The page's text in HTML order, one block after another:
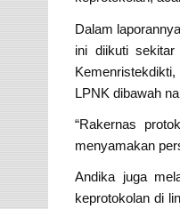
Dalam
ini diikuti
LPNK dibawah
“Rakernas
menyamakan
Andika juga
keprotokolan di